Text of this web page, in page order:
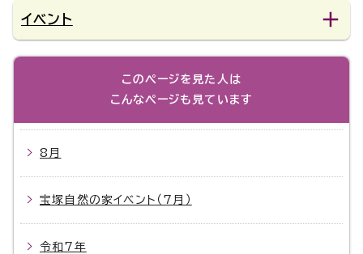
イベント
このページを見た人は
こんなページも見ています
8月
宝塚自然の家イベント（7月）
令和7年